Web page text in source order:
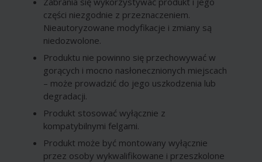
części niezgodnie z przeznaczeniem.
Nieautoryzowane modyfikacje i zmiany są
niedozwolone.
Produktu nie powinno się przechowywać w
gorących i mocno nasłonecznionych miejscach
– może prowadzić do jego uszkodzenia lub
degradacji.
Produkt stosować wyłącznie z
kompatybilnymi felgami.
Produkt może być montowany wyłącznie
przez osoby wykwalifikowane i przeszkolone